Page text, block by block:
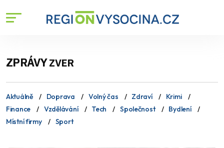
ZPRÁVYZVER
Aktuálně Doprava Volný čas Zdraví
Krimi
Finance
Vzdělávání Tech Společnost
Bydlení
Místní firmy
Sport